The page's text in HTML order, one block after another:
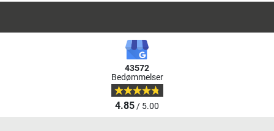
43572
Bedømmelser
4.85/ 5.00